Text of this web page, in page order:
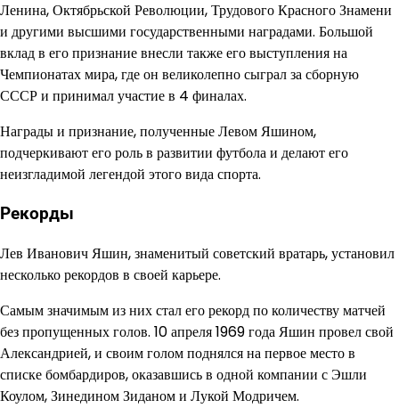
Ленина, Октябрьской Революции, Трудового Красного Знамени
и другими высшими государственными наградами. Большой
вклад в его признание внесли также его выступления на
Чемпионатах мира, где он великолепно сыграл за сборную
СССР и принимал участие в 4 финалах.
Награды и признание, полученные Левом Яшином,
подчеркивают его роль в развитии футбола и делают его
неизгладимой легендой этого вида спорта.
Рекорды
Лев Иванович Яшин, знаменитый советский вратарь, установил
несколько рекордов в своей карьере.
Самым значимым из них стал его рекорд по количеству матчей
без пропущенных голов. 10 апреля 1969 года Яшин провел свой
Александрией, и своим голом поднялся на первое место в
списке бомбардиров, оказавшись в одной компании с Эшли
Коулом, Зинедином Зиданом и Лукой Модричем.